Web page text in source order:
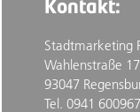
Kontakt:
Stadtmarketing
Wahlenstraße 17
93047
Tel. 0941